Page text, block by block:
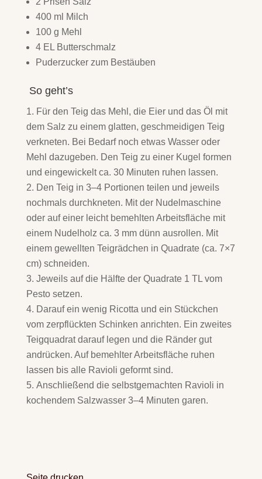
400 ml Milch
100 g Mehl
4 EL Butterschmalz
Puderzucker zum Bestäuben
So geht’s
Für den Teig das Mehl, die Eier und das Öl mit
dem Salz zu einem glatten, geschmeidigen Teig
verkneten. Bei Bedarf noch etwas Wasser oder
Mehl dazugeben. Den Teig zu einer Kugel formen
und eingewickelt ca. 30 Minuten ruhen lassen.
Den Teig in 3–4 Portionen teilen und jeweils
nochmals durchkneten. Mit der Nudelmaschine
oder auf einer leicht bemehlten Arbeitsfläche mit
einem Nudelholz ca. 3 mm dünn ausrollen. Mit
einem gewellten Teigrädchen in Quadrate (ca. 7×7
cm) schneiden.
Jeweils auf die Hälfte der Quadrate 1 TL vom
Pesto setzen.
Darauf ein wenig Ricotta und ein Stückchen
vom zerpflückten Schinken anrichten. Ein zweites
Teigquadrat darauf legen und die Ränder gut
andrücken. Auf bemehlter Arbeitsfläche ruhen
lassen bis alle Ravioli geformt sind.
Anschließend die selbstgemachten Ravioli in
kochendem Salzwasser 3–4 Minuten garen.